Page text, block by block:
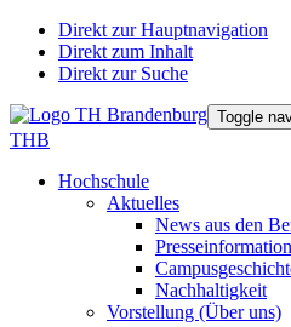
Direkt zur Hauptnavigation
Direkt zum Inhalt
Direkt zur Suche
Toggle
THB
Hochschule
Aktuelles
News aus den
Nachhaltigkeit
Vorstellung (Über uns)